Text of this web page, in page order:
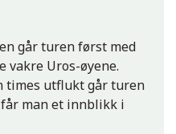
går turen først med
vakre Uros-øyene.
times utflukt går turen
man et innblikk i